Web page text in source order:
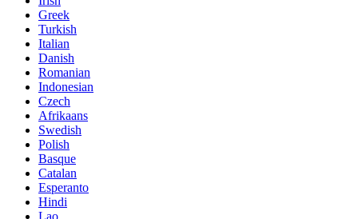
Greek
Turkish
Italian
Danish
Romanian
Indonesian
Czech
Afrikaans
Swedish
Polish
Basque
Catalan
Esperanto
Hindi